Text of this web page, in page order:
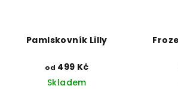
Pamlskovník Lilly
od 499 Kč
Skladem